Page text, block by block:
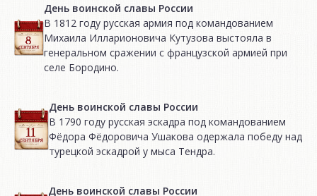
День воинской славы России
В 1812 году русская армия под командованием
Михаила Илларионовича Кутузова выстояла в
генеральном сражении с французской армией при
селе Бородино.
День воинской славы России
В 1790 году русская эскадра под командованием
Фёдора Фёдоровича Ушакова одержала победу над
турецкой эскадрой у мыса Тендра.
День воинской славы России